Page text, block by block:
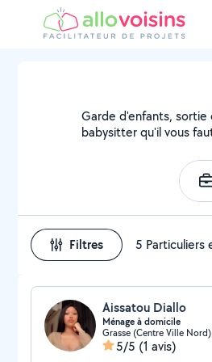
Garde d'enfants, sortie
babysitter qu'il vous
Filtres 5 Particuliers
Aissatou Diallo
Ménage à domicile
Grasse (Centre Ville Nord)
5/5 (1 avis)